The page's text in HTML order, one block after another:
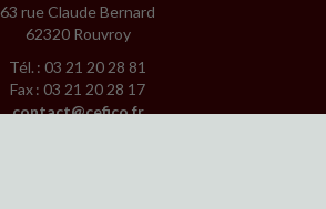
63 rue Claude Bernard
62320 Rouvroy
Tél. : 03 21 20 28 81
Fax : 03 21 20 28 17
contact@cefico.fr